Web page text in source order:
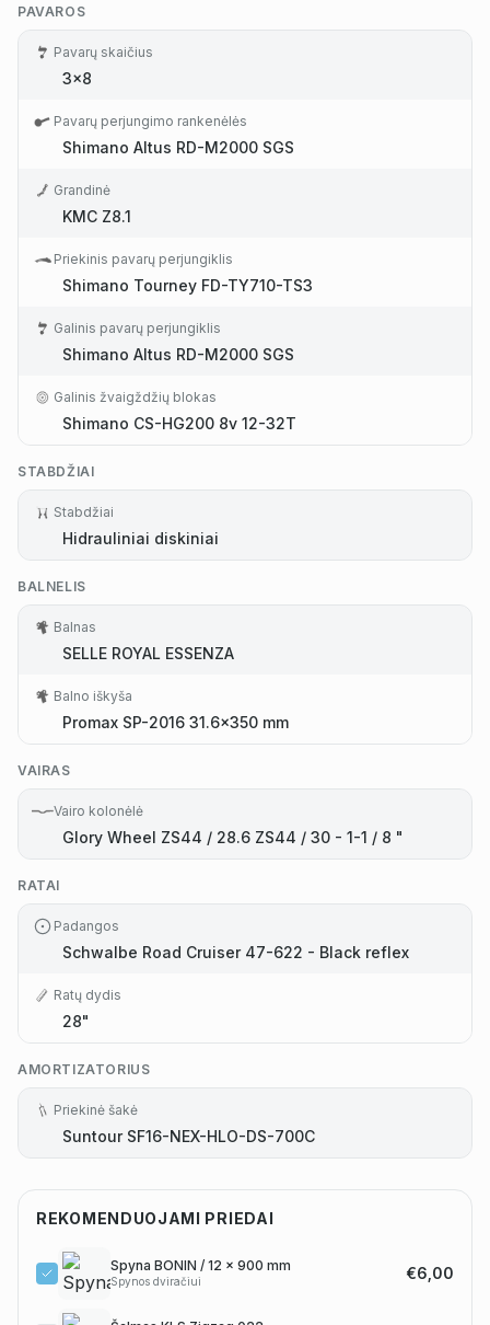
PAVAROS
Pavarų skaičius
3x8
Pavarų perjungimo rankenėlės
Shimano Altus RD-M2000 SGS
Grandinė
KMC Z8.1
Priekinis pavarų perjungiklis
Shimano Tourney FD-TY710-TS3
Galinis pavarų perjungiklis
Shimano Altus RD-M2000 SGS
Galinis žvaigždžių blokas
Shimano CS-HG200 8v 12-32T
STABDŽIAI
Stabdžiai
Hidrauliniai diskiniai
BALNELIS
Balnas
SELLE ROYAL ESSENZA
Balno iškyša
Promax SP-2016 31.6x350 mm
VAIRAS
Vairo kolonėlė
Glory Wheel ZS44 / 28.6 ZS44 / 30 - 1-1 / 8 "
RATAI
Padangos
Schwalbe Road Cruiser 47-622 - Black reflex
Ratų dydis
28"
AMORTIZATORIUS
Priekinė šakė
Suntour SF16-NEX-HLO-DS-700C
REKOMENDUOJAMI PRIEDAI
Spyna BONIN / 12 x 900 mm
Spynos dviračiui €6,00